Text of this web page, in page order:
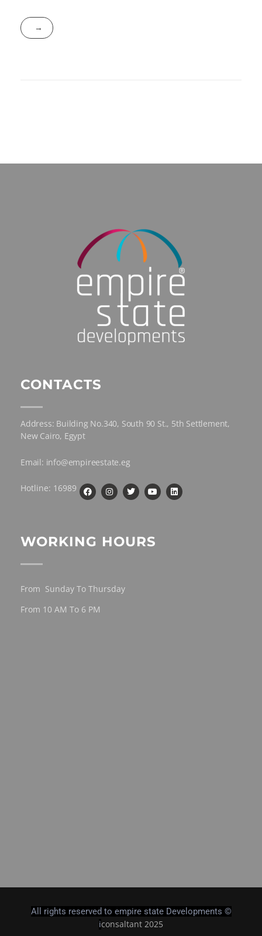
CONTACTS
Address: Building No.340, South 90 St., 5th Settlement,
New Cairo, Egypt
Email: info@empireestate.eg
Hotline: 16989
WORKING HOURS
From Sunday To Thursday
From 10 AM To 6 PM
All rights reserved to empire state Developments ©
iconsaltant 2025